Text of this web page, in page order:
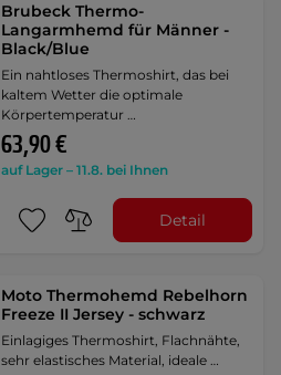
Brubeck Thermo-
Langarmhemd für Männer -
Black/Blue
Ein nahtloses Thermoshirt, das bei
kaltem Wetter die optimale
Körpertemperatur …
63,90 €
auf Lager – 11.8. bei Ihnen
Detail
Moto Thermohemd Rebelhorn
Freeze II Jersey - schwarz
Einlagiges Thermoshirt, Flachnähte,
sehr elastisches Material, ideale …